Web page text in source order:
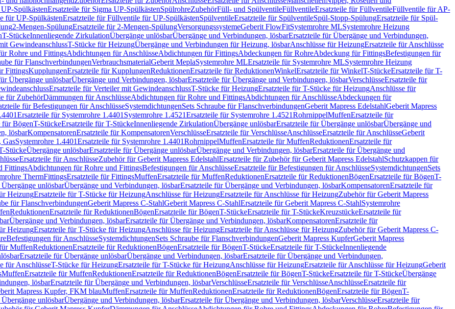
SpülkästenErsatzteile für Sigma UP-SpülkästenSpülrohreZubehörFüll- und SpülventileFüllventileErsatzteile für FüllventileFüllventile für AP-
für UP-SpülkästenErsatzteile für Füllventile für UP-SpülkästenSpülventileErsatzteile für SpülventileSpül-Stopp-SpülungErsatzteile für Spül-
2-Mengen-SpülungErsatzteile für 2-Mengen-SpülungVersorgungssystemeGeberit FlowFitSystemrohre MLSystemrohre Heizung
T-StückeInnenliegende ZirkulationÜbergänge unlösbarÜbergänge und Verbindungen, lösbarErsatzteile für Übergänge und Verbindungen,
GewindeanschlussT-Stücke für HeizungÜbergänge und Verbindungen für Heizung, lösbarAnschlüsse für HeizungErsatzteile für Anschlüsse
Rohre und FittingsAbdichtungen für AnschlüsseAbdichtungen für FittingsAbdeckungen für RohreAbdeckung für FittingsBefestigungen für
für FlanschverbindungenVerbrauchsmaterialGeberit MeplaSystemrohre MLErsatzteile für Systemrohre MLSystemrohre Heizung
FittingsKupplungenErsatzteile für KupplungenReduktionenErsatzteile für ReduktionenWinkelErsatzteile für WinkelT-StückeErsatzteile für T-
Übergänge unlösbarÜbergänge und Verbindungen, lösbarErsatzteile für Übergänge und Verbindungen, lösbarVerschlüsseErsatzteile für
Ersatzteile für Verteiler mit GewindeanschlussT-Stücke für HeizungErsatzteile für T-Stücke für HeizungAnschlüsse für
für ZubehörDämmungen für AnschlüsseAbdichtungen für Rohre und FittingsAbdichtungen für AnschlüsseAbdeckungen für
für Befestigungen für AnschlüsseSystemdichtungenSets Schraube für FlanschverbindungenGeberit Mapress EdelstahlGeberit Mapress
Ersatzteile für Systemrohre 1.4401 Systemrohre 1.4521Ersatzteile für Systemrohre 1.4521RohrnippelMuffenErsatzteile für
für BögenT-StückeErsatzteile für T-StückeInnenliegende ZirkulationÜbergänge unlösbarErsatzteile für Übergänge unlösbarÜbergänge und
lösbarKompensatorenErsatzteile für KompensatorenVerschlüsseErsatzteile für VerschlüsseAnschlüsseErsatzteile für AnschlüsseGeberit
GasSystemrohre 1.4401Ersatzteile für Systemrohre 1.4401RohrnippelMuffenErsatzteile für MuffenReduktionenErsatzteile für
StückeÜbergänge unlösbarErsatzteile für Übergänge unlösbarÜbergänge und Verbindungen, lösbarErsatzteile für Übergänge und
Ersatzteile für AnschlüsseZubehör für Geberit Mapress EdelstahlErsatzteile für Zubehör für Geberit Mapress EdelstahlSchutzkappen für
FittingsAbdichtungen für Rohre und FittingsBefestigungen für AnschlüsseErsatzteile für Befestigungen für AnschlüsseSystemdichtungenSets
ThermFittingsErsatzteile für FittingsMuffenErsatzteile für MuffenReduktionenErsatzteile für ReduktionenBögenErsatzteile für BögenT-
unlösbarÜbergänge und Verbindungen, lösbarErsatzteile für Übergänge und Verbindungen, lösbarKompensatorenErsatzteile für
HeizungErsatzteile für T-Stücke für HeizungAnschlüsse für HeizungErsatzteile für Anschlüsse für HeizungZubehör für Geberit Mapress
für FlanschverbindungenGeberit Mapress C-StahlGeberit Mapress C-StahlErsatzteile für Geberit Mapress C-StahlSystemrohre
ReduktionenErsatzteile für ReduktionenBögenErsatzteile für BögenT-StückeErsatzteile für T-StückeKreuzstückeErsatzteile für
Übergänge und Verbindungen, lösbarErsatzteile für Übergänge und Verbindungen, lösbarKompensatorenErsatzteile für
HeizungErsatzteile für T-Stücke für HeizungAnschlüsse für HeizungErsatzteile für Anschlüsse für HeizungZubehör für Geberit Mapress C-
Befestigungen für AnschlüsseSystemdichtungenSets Schraube für FlanschverbindungenGeberit Mapress KupferGeberit Mapress
MuffenReduktionenErsatzteile für ReduktionenBögenErsatzteile für BögenT-StückeErsatzteile für T-StückeInnenliegende
Ersatzteile für Übergänge unlösbarÜbergänge und Verbindungen, lösbarErsatzteile für Übergänge und Verbindungen,
für AnschlüsseT-Stücke für HeizungErsatzteile für T-Stücke für HeizungAnschlüsse für HeizungErsatzteile für Anschlüsse für HeizungGeberit
MuffenErsatzteile für MuffenReduktionenErsatzteile für ReduktionenBögenErsatzteile für BögenT-StückeErsatzteile für T-StückeÜbergänge
lösbarErsatzteile für Übergänge und Verbindungen, lösbarVerschlüsseErsatzteile für VerschlüsseAnschlüsseErsatzteile für
Mapress Kupfer, FKM blauMuffenErsatzteile für MuffenReduktionenErsatzteile für ReduktionenBögenErsatzteile für BögenT-
unlösbarÜbergänge und Verbindungen, lösbarErsatzteile für Übergänge und Verbindungen, lösbarVerschlüsseErsatzteile für